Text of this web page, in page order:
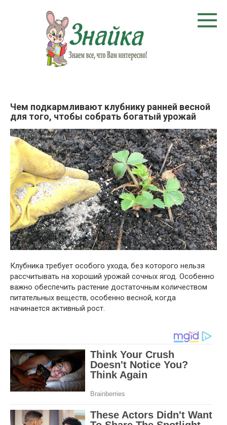
Чем подкармливают клубнику ранней весной
для того, чтобы собрать богатый урожай
Клубника требует особого ухода, без которого нельзя
рассчитывать на хороший урожай сочных ягод. Особенно
важно обеспечить растение достаточным количеством
питательных веществ, особенно весной, когда
начинается активный рост.